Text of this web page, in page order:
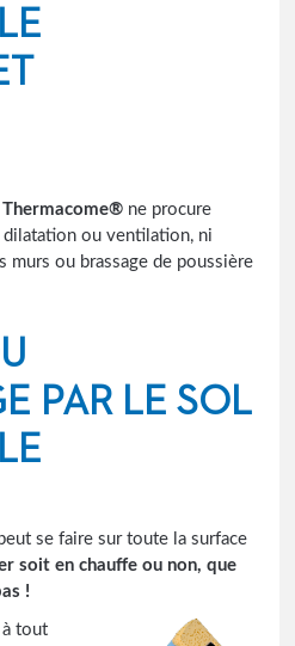
Thermacome® ne procure
ou ventilation, ni
murs ou brassage de poussière
PAR LE SOL
se faire sur toute la surface
soit en chauffe ou non, que
!
à tout